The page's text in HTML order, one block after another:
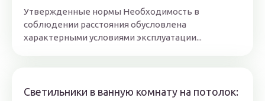
Утвержденные нормы Необходимость в
соблюдении расстояния обусловлена
характерными условиями эксплуатации...
Светильники в ванную комнату на потолок: